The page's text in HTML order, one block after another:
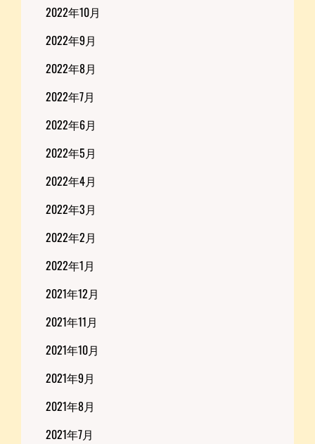
2022年10月
2022年9月
2022年8月
2022年7月
2022年6月
2022年5月
2022年4月
2022年3月
2022年2月
2022年1月
2021年12月
2021年11月
2021年10月
2021年9月
2021年8月
2021年7月